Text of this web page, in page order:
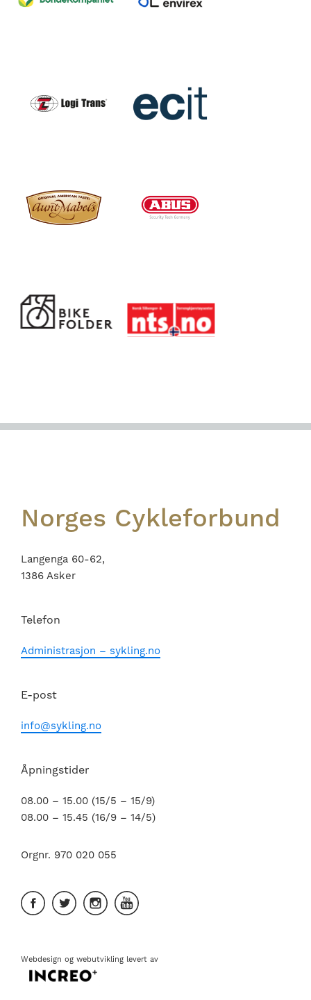
Footer
Norges Cykleforbund
Langenga 60-62,
1386 Asker
Telefon
Administrasjon – sykling.no
E-post
info@sykling.no
Åpningstider
08.00 – 15.00 (15/5 – 15/9)
08.00 – 15.45 (16/9 – 14/5)
Orgnr. 970 020 055
Webdesign og webutvikling levert av